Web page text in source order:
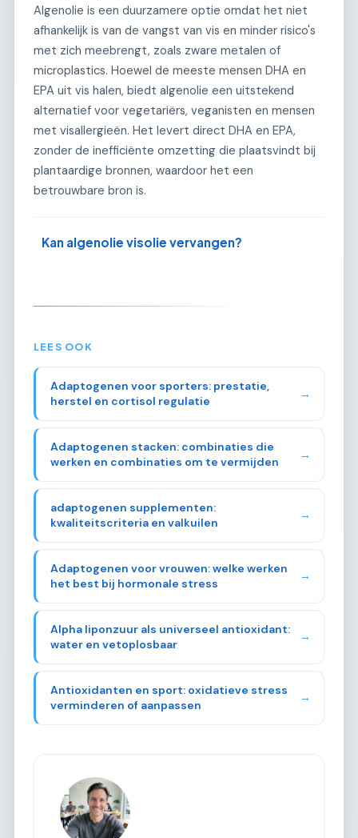
Algenolie is een duurzamere optie omdat het niet
afhankelijk is van de vangst van vis en minder risico's
met zich meebrengt, zoals zware metalen of
microplastics. Hoewel de meeste mensen DHA en
EPA uit vis halen, biedt algenolie een uitstekend
alternatief voor vegetariërs, veganisten en mensen
met visallergieën. Het levert direct DHA en EPA,
zonder de inefficiënte omzetting die plaatsvindt bij
plantaardige bronnen, waardoor het een
betrouwbare bron is.
Kan algenolie visolie vervangen?
LEES OOK
Adaptogenen voor sporters: prestatie,
herstel en cortisol regulatie
→
Adaptogenen stacken: combinaties die
werken en combinaties om te vermijden
→
adaptogenen supplementen:
kwaliteitscriteria en valkuilen
→
Adaptogenen voor vrouwen: welke werken
het best bij hormonale stress
→
Alpha liponzuur als universeel antioxidant:
water en vetoplosbaar
→
Antioxidanten en sport: oxidatieve stress
verminderen of aanpassen
→